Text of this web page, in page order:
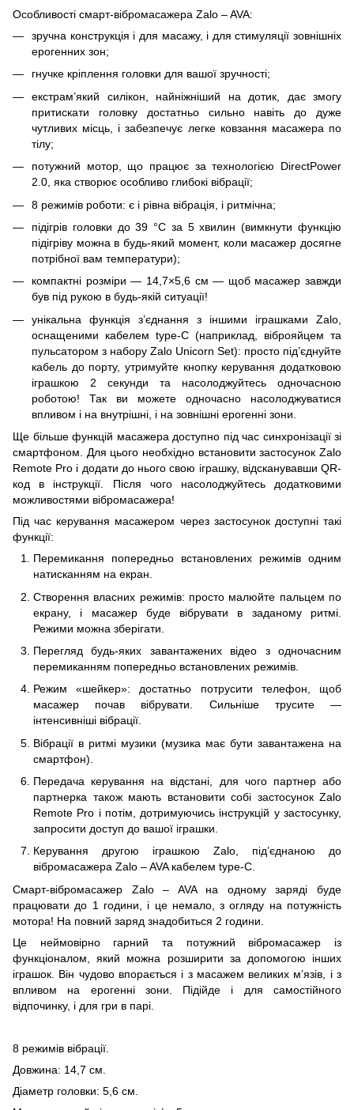
Особливості смарт-вібромасажера Zalo – AVA:
зручна конструкція і для масажу, і для стимуляції зовнішніх
ерогенних зон;
гнучке кріплення головки для вашої зручності;
екстрам’який силікон, найніжніший на дотик, дає змогу
притискати головку достатньо сильно навіть до дуже
чутливих місць, і забезпечує легке ковзання масажера по
тілу;
потужний мотор, що працює за технологією DirectPower
2.0, яка створює особливо глибокі вібрації;
8 режимів роботи: є і рівна вібрація, і ритмічна;
підігрів головки до 39 °C за 5 хвилин (вимкнути функцію
підігріву можна в будь-який момент, коли масажер досягне
потрібної вам температури);
компактні розміри — 14,7×5,6 см — щоб масажер завжди
був під рукою в будь-якій ситуації!
унікальна функція з’єднання з іншими іграшками Zalo,
оснащеними кабелем type-C (наприклад, віброяйцем та
пульсатором з набору Zalo Unicorn Set): просто під’єднуйте
кабель до порту, утримуйте кнопку керування додатковою
іграшкою 2 секунди та насолоджуйтесь одночасною
роботою! Так ви можете одночасно насолоджуватися
впливом і на внутрішні, і на зовнішні ерогенні зони.
Ще більше функцій масажера доступно під час синхронізації зі
смартфоном. Для цього необхідно встановити застосунок Zalo
Remote Pro і додати до нього свою іграшку, відсканувавши QR-
код в інструкції. Після чого насолоджуйтесь додатковими
можливостями вібромасажера!
Під час керування масажером через застосунок доступні такі
функції:
Перемикання попередньо встановлених режимів одним
натисканням на екран.
Створення власних режимів: просто малюйте пальцем по
екрану, і масажер буде вібрувати в заданому ритмі.
Режими можна зберігати.
Перегляд будь-яких завантажених відео з одночасним
перемиканням попередньо встановлених режимів.
Режим «шейкер»: достатньо потрусити телефон, щоб
масажер почав вібрувати. Сильніше трусите —
інтенсивніші вібрації.
Вібрації в ритмі музики (музика має бути завантажена на
смартфон).
Передача керування на відстані, для чого партнер або
партнерка також мають встановити собі застосунок Zalo
Remote Pro і потім, дотримуючись інструкцій у застосунку,
запросити доступ до вашої іграшки.
Керування другою іграшкою Zalo, під’єднаною до
вібромасажера Zalo – AVA кабелем type-C.
Смарт-вібромасажер Zalo – AVA на одному заряді буде
працювати до 1 години, і це немало, з огляду на потужність
мотора! На повний заряд знадобиться 2 години.
Це неймовірно гарний та потужний вібромасажер із
функціоналом, який можна розширити за допомогою інших
іграшок. Він чудово впорається і з масажем великих м’язів, і з
впливом на ерогенні зони. Підійде і для самостійного
відпочинку, і для гри в парі.
8 режимів вібрації.
Довжина: 14,7 см.
Діаметр головки: 5,6 см.